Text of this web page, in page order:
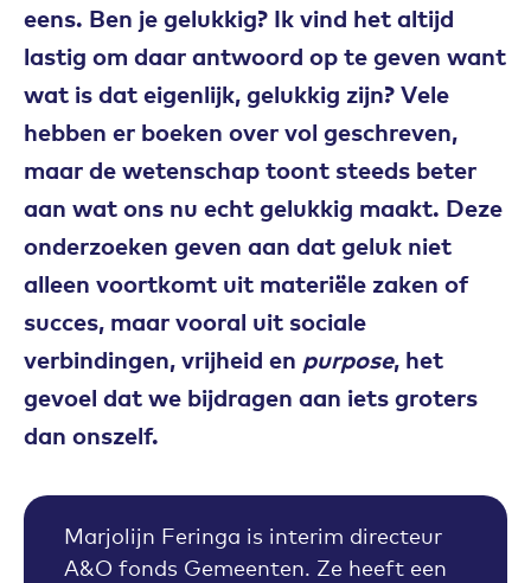
eens. Ben je gelukkig? Ik vind het altijd
lastig om daar antwoord op te geven want
wat is dat eigenlijk, gelukkig zijn? Vele
hebben er boeken over vol geschreven,
maar de wetenschap toont steeds beter
aan wat ons nu echt gelukkig maakt. Deze
onderzoeken geven aan dat geluk niet
alleen voortkomt uit materiële zaken of
succes, maar vooral uit sociale
verbindingen, vrijheid en purpose, het
gevoel dat we bijdragen aan iets groters
dan onszelf.
Marjolijn Feringa is interim directeur
A&O fonds Gemeenten. Ze heeft een